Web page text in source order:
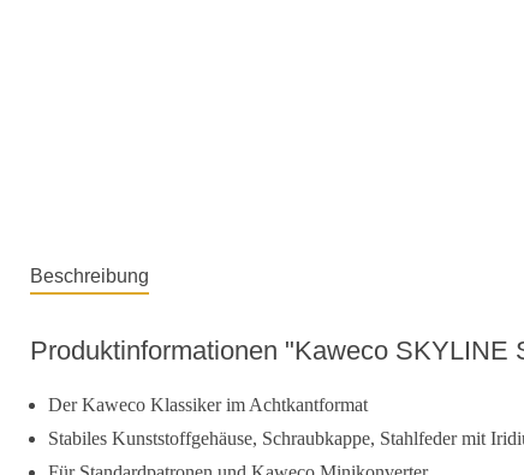
Beschreibung
Produktinformationen "Kaweco SKYLINE
Der Kaweco Klassiker im Achtkantformat
Stabiles Kunststoffgehäuse, Schraubkappe, Stahlfeder mit